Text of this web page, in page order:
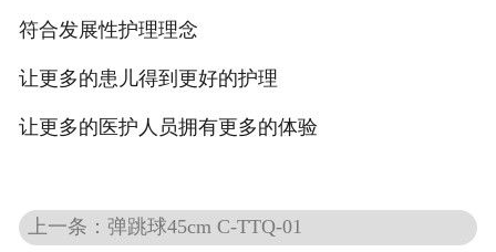
符合发展性护理理念
让更多的患儿得到更好的护理
让更多的医护人员拥有更多的体验
上一条：弹跳球45cm C-TTQ-01